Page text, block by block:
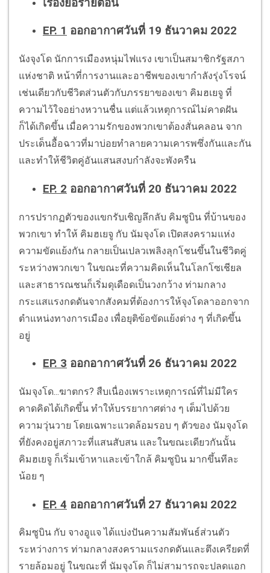
เรื่องย่อรายตอน
EP. 1 ออกอากาศวันที่ 19 ธันวาคม 2022
นังจุงโด นักการเมืองหนุ่มไฟแรง เขาเป็นสมาชิกรัฐสภา
แห่งชาติ หน้าที่การงานและอาชีพของเขากำลังรุ่งโรจน์
เช่นเดียวกับชีวิตส่วนตัวกับภรรยาของเขา คิมฮเยจู ที่
ความไว้ใจอย่างหวานชื่น แต่แล้วเหตุการณ์ไม่คาดฝัน
ก็ได้เกิดขึ้น เมื่อความรักของพวกเขาต้องสั่นคลอน จาก
ประเด็นอื้อฉาวที่มาบ่อยทำลายความเคารพซึ่งกันและกัน
และทำให้ชีวิตคู่อันแสนสงบกำลังจะพังครืน
EP. 2 ออกอากาศวันที่ 20 ธันวาคม 2022
การปรากฏตัวของแขกรับเชิญลึกลับ คิมซูบิน ที่บ้านของ
พวกเขา ทำให้ คิมฮเยจู กับ นัมจุงโด เปิดสงครามแห่ง
ความขัดแย้งกัน กลายเป็นเปลวเพลิงลุกโชนขึ้นในชีวิตคู่
ระหว่างพวกเขา ในขณะที่ความคิดเห็นในโลกโซเชียล
และสาธารณชนก็เริ่มดุเดือดเป็นวงกว้าง ท่ามกลาง
กระแสแรงกดดันจากสังคมที่ต้องการให้จุงโดลาออกจาก
ตำแหน่งทางการเมือง เพื่อยุติข้อขัดแย้งต่าง ๆ ที่เกิดขึ้น
อยู่
EP. 3 ออกอากาศวันที่ 26 ธันวาคม 2022
นัมจุงโด...ฆาตกร? สืบเนื่องเพราะเหตุการณ์ที่ไม่มีใคร
คาดคิดได้เกิดขึ้น ทำให้บรรยากาศต่าง ๆ เต็มไปด้วย
ความวุ่นวาย โดยเฉพาะแวดล้อมรอบ ๆ ตัวของ นัมจุงโด
ที่ยังคงอยู่สภาวะที่แสนสับสน และในขณะเดียวกันนั้น
คิมฮเยจู ก็เริ่มเข้าหาและเข้าใกล้ คิมซูบิน มากขึ้นทีละ
น้อย ๆ
EP. 4 ออกอากาศวันที่ 27 ธันวาคม 2022
คิมซูบิน กับ จางอูแจ ได้แบ่งปันความสัมพันธ์ส่วนตัว
ระหว่างการ ท่ามกลางสงครามแรงกดดันและตึงเครียดที่
รายล้อมอยู่ ในขณะที่ นัมจุงโด ก็ไม่สามารถจะปลดแอก